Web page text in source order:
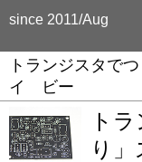
since 2011/Aug
トランジスタで
イ ビー
ト
り